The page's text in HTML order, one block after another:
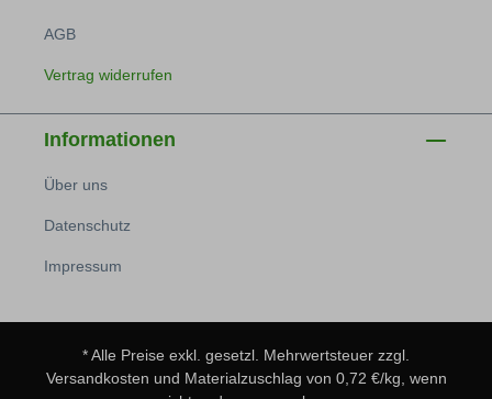
AGB
Vertrag widerrufen
Informationen
Über uns
Datenschutz
Impressum
* Alle Preise exkl. gesetzl. Mehrwertsteuer zzgl.
Versandkosten und Materialzuschlag von 0,72 €/kg, wenn